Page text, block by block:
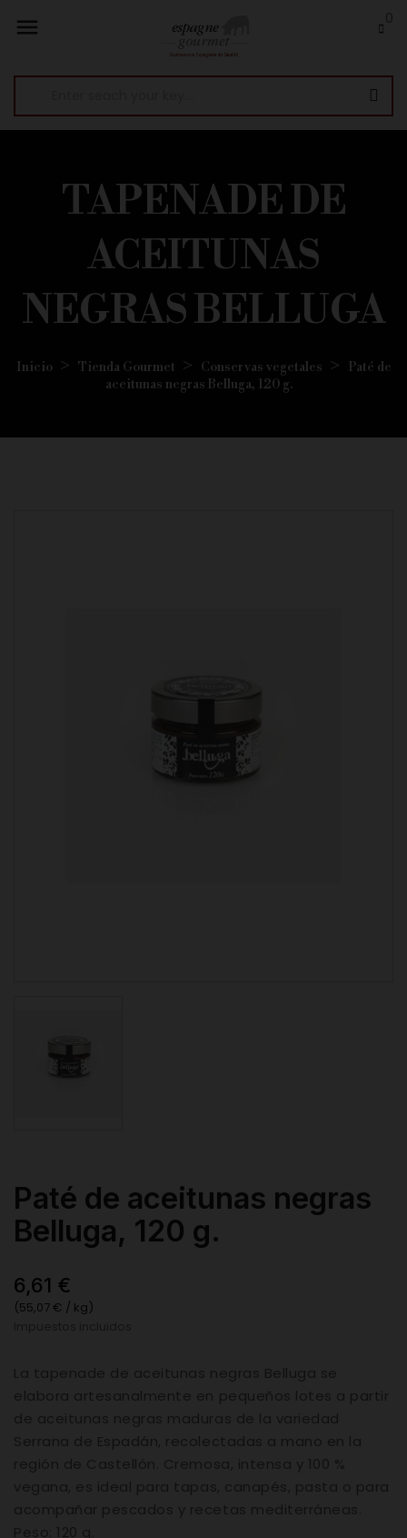

TAPENADE DE
ACEITUNAS
NEGRAS BELLUGA
Inicio Tienda Gourmet Conservas vegetales
Paté de
aceitunas negras Belluga, 120 g.
Paté de aceitunas negras
Belluga, 120 g.
6,61 €
(55,07 € / kg)